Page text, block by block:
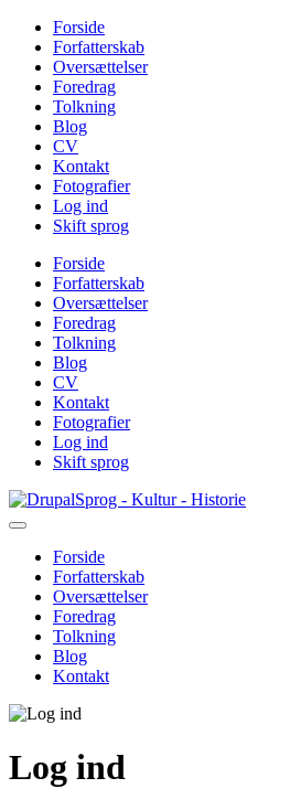
Forside
Forfatterskab
Oversættelser
Foredrag
Tolkning
Blog
CV
Kontakt
Fotografier
Log ind
Skift sprog
Forside
Forfatterskab
Oversættelser
Foredrag
Tolkning
Blog
CV
Kontakt
Fotografier
Log ind
Skift sprog
Gå
til
Sprog - Kultur - Historie
Primær
navigation
Forside
Forfatterskab
Oversættelser
Foredrag
Tolkning
Blog
Kontakt
Log ind